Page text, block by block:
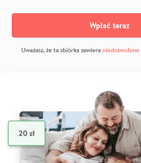
Wpłać teraz
Uważasz, że ta zbiórka zawiera